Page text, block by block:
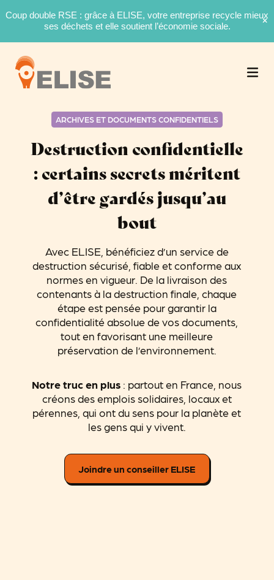
Coup double RSE : grâce à ELISE, votre entreprise recycle mieux
ses déchets et elle soutient l’économie sociale.
ARCHIVES ET DOCUMENTS CONFIDENTIELS
Destruction confidentielle
: certains secrets méritent
d’être gardés jusqu’au
bout
Avec ELISE, bénéficiez d’un service de
destruction sécurisé, fiable et conforme aux
normes en vigueur. De la livraison des
contenants à la destruction finale, chaque
étape est pensée pour garantir la
confidentialité absolue de vos documents,
tout en favorisant une meilleure
préservation de l’environnement.
Notre truc en plus : partout en France, nous
créons des emplois solidaires, locaux et
pérennes, qui ont du sens pour la planète et
les gens qui y vivent.
Joindre un conseiller ELISE